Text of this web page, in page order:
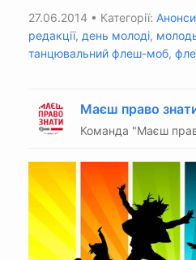
27.06.2014 • Категорії: Анонси
редакції, день молоді,
танцювальний флеш-моб,
Маєш право
Команда "Маєш